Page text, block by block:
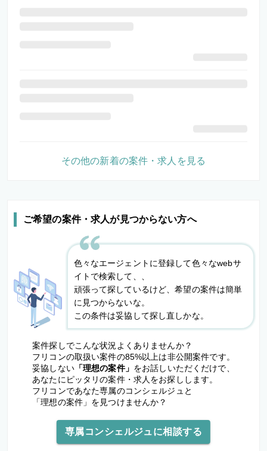
ご希望の案件・求人が見つからない方へ
色々なエージェントに登録して色々なwebサ
イトで検索して、、
頑張って探しているけど、希望の案件は簡単
に見つからないな。
この条件は妥協して探し直しかな。
案件探しでこんな状況よくありませんか？
フリコンの取扱い案件の85%以上は非公開案件です。
妥協しない「理想の案件」 をお話しいただくだけで、
あなたにピッタリの案件・求人をお探しします。
フリコンであなた専属のコンシェルジュと
「理想の案件」を見つけませんか？
専属コンシェルジュに相談する
その他の新着の案件・求人を見る